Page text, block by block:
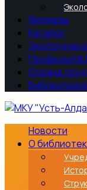
Филиалы
Каталог
Профком
Охрана
Новости
О